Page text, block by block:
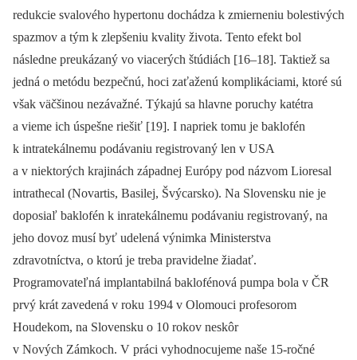
redukcie svalového hypertonu dochádza k zmierneniu bolestivých
spazmov a tým k zlepšeniu kvality života. Tento efekt bol
následne preukázaný vo viacerých štúdiách [16–18]. Taktiež sa
jedná o metódu bezpečnú, hoci zaťaženú komplikáciami, ktoré sú
však väčšinou nezávažné. Týkajú sa hlavne poruchy katétra
a vieme ich úspešne riešiť [19]. I napriek tomu je baklofén
k intratekálnemu podávaniu registrovaný len v USA
a v niektorých krajinách západnej Európy pod názvom Lioresal
intrathecal (Novartis, Basilej, Švýcarsko). Na Slovensku nie je
doposiaľ baklofén k inratekálnemu podávaniu registrovaný, na
jeho dovoz musí byť udelená výnimka Ministerstva
zdravotníctva, o ktorú je treba pravidelne žiadať.
Programovateľná implantabilná baklofénová pumpa bola v ČR
prvý krát zavedená v roku 1994 v Olomouci profesorom
Houdekom, na Slovensku o 10 rokov neskôr
v Nových Zámkoch. V práci vyhodnocujeme naše 15-ročné